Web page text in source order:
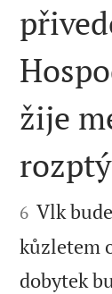

žije

6 Vlk
kůzletem
dobytek